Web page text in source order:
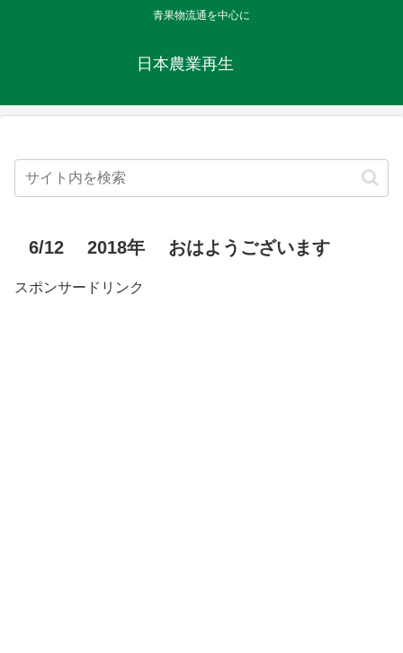
青果物流通を中心に
日本農業再生
6/12 2018年 おはようございます
スポンサードリンク